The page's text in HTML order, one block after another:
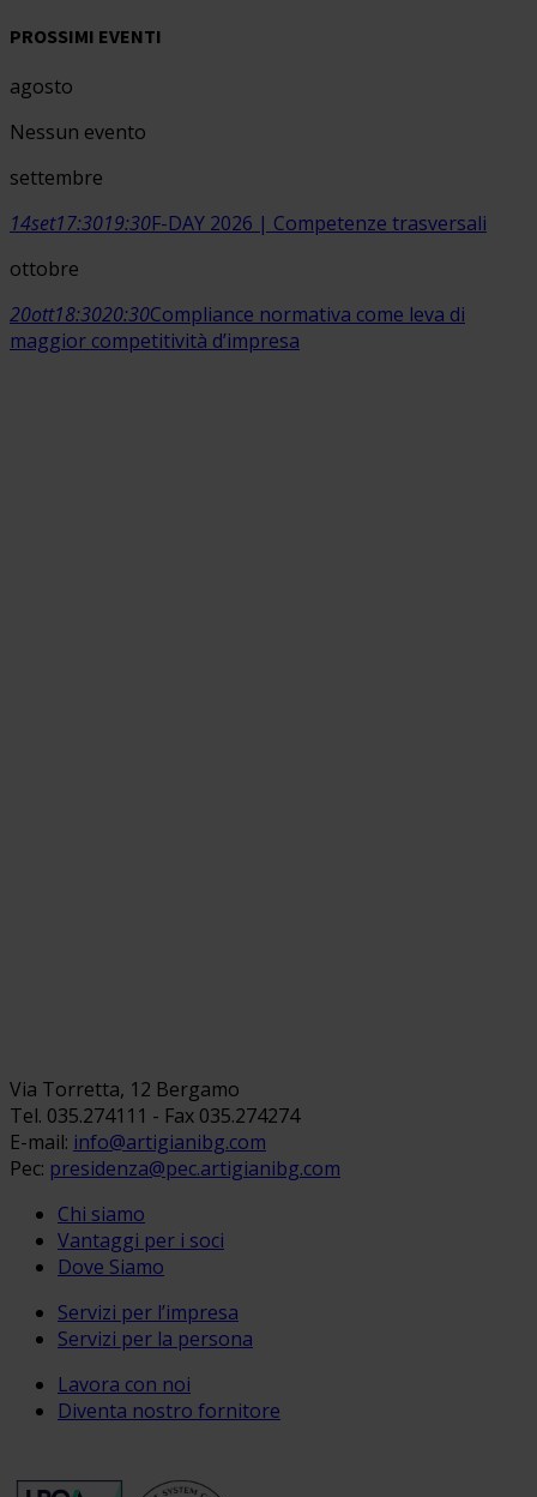
PROSSIMI EVENTI
agosto
Nessun evento
settembre
14set17:3019:30F-DAY 2026 | Competenze trasversali
ottobre
20ott18:3020:30Compliance normativa come leva di
maggior competitività d’impresa
Via Torretta, 12 Bergamo
Tel. 035.274111 - Fax 035.274274
E-mail: info@artigianibg.com
Pec: presidenza@pec.artigianibg.com
Chi siamo
Vantaggi per i soci
Dove Siamo
Servizi per l’impresa
Servizi per la persona
Lavora con noi
Diventa nostro fornitore